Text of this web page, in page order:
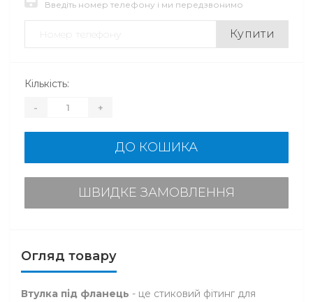
Введіть номер телефону і ми передзвонимо
Купити
Кількість:
- +
ДО КОШИКА
ШВИДКЕ ЗАМОВЛЕННЯ
Огляд товару
Втулка під фланець - це стиковий фітинг для